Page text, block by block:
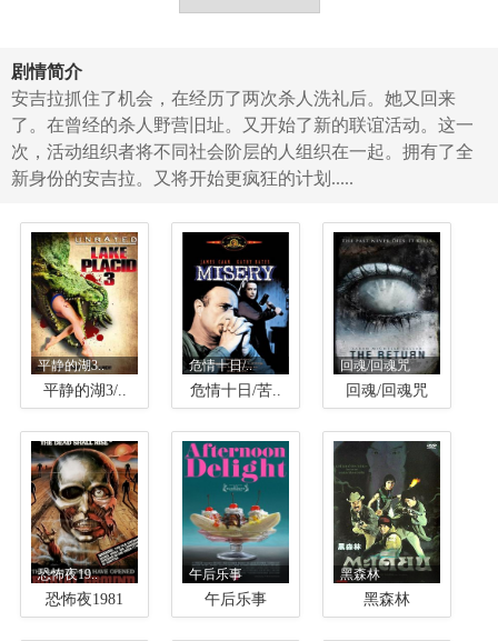
剧情简介
安吉拉抓住了机会，在经历了两次杀人洗礼后。她又回来
了。在曾经的杀人野营旧址。又开始了新的联谊活动。这一
次，活动组织者将不同社会阶层的人组织在一起。拥有了全
新身份的安吉拉。又将开始更疯狂的计划.....
平静的湖3..
平静的湖3/..
危情十日/..
危情十日/苦..
回魂/回魂咒
回魂/回魂咒
恐怖夜19..
恐怖夜1981
午后乐事
午后乐事
黑森林
黑森林